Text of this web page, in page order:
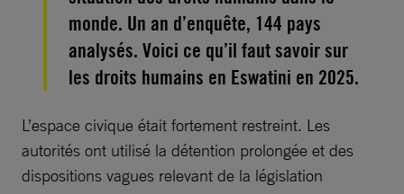
monde. Un an d’enquête, 144 pays
analysés. Voici ce qu’il faut savoir sur
les droits humains en Eswatini en 2025.
L’espace civique était fortement restreint. Les
autorités ont utilisé la détention prolongée et des
dispositions vagues relevant de la législation